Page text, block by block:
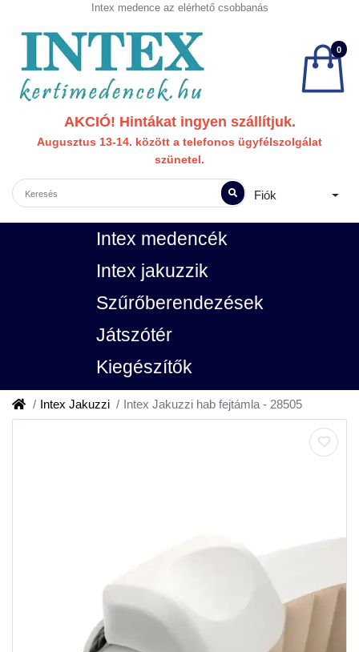
Intex medence az elérhető csobbanás
0
AKCIÓ! Hintákat ingyen szállítjuk.
Augusztus 13-14. között a telefonos ügyfélszolgálat
szünetel.
Fiók
Intex medencék
Intex jakuzzik
Szűrőberendezések
Játszótér
Kiegészítők
Intex Jakuzzi Intex Jakuzzi hab fejtámla - 28505